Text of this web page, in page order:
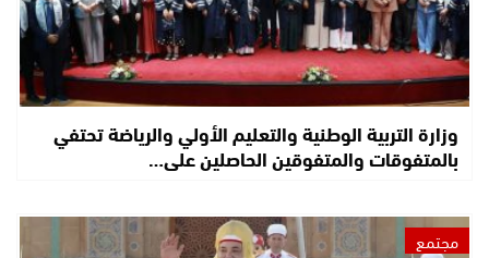
وزارة التربية الوطنية والتعليم الأولي والرياضة تحتفي
بالمتفوقات والمتفوقين الحاصلين على…
مجتمع